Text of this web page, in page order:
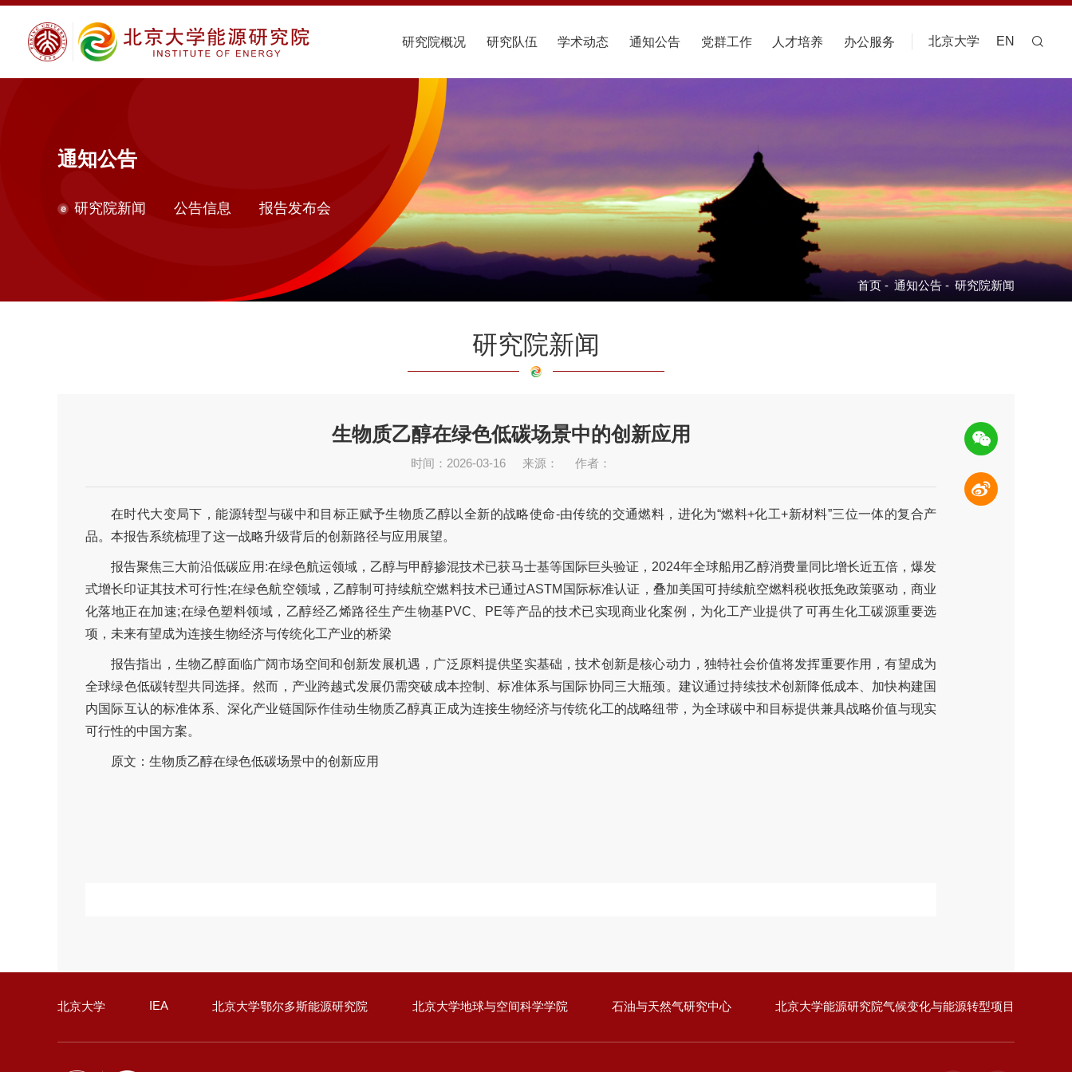
研究院概况 研究队伍 学术动态 通知公告 党群工作 人才培养 办公服务 北京大学 EN
首页 - 通知公告 - 研究院新闻
通知公告
研究院新闻 公告信息 报告发布会
研究院新闻
生物质乙醇在绿色低碳场景中的创新应用
时间：2026-03-16 来源： 作者：
在时代大变局下，能源转型与碳中和目标正赋予生物质乙醇以全新的战略使命-由传统的交通燃料，进化为“燃料+化工+新材料”三位一体的复合产
品。本报告系统梳理了这一战略升级背后的创新路径与应用展望。
报告聚焦三大前沿低碳应用:在绿色航运领域，乙醇与甲醇掺混技术已获马士基等国际巨头验证，2024年全球船用乙醇消费量同比增长近五倍，爆发
式增长印证其技术可行性;在绿色航空领域，乙醇制可持续航空燃料技术已通过ASTM国际标准认证，叠加美国可持续航空燃料税收抵免政策驱动，商业
化落地正在加速;在绿色塑料领域，乙醇经乙烯路径生产生物基PVC、PE等产品的技术已实现商业化案例，为化工产业提供了可再生化工碳源重要选
项，未来有望成为连接生物经济与传统化工产业的桥梁
报告指出，生物乙醇面临广阔市场空间和创新发展机遇，广泛原料提供坚实基础，技术创新是核心动力，独特社会价值将发挥重要作用，有望成为
全球绿色低碳转型共同选择。然而，产业跨越式发展仍需突破成本控制、标准体系与国际协同三大瓶颈。建议通过持续技术创新降低成本、加快构建国
内国际互认的标准体系、深化产业链国际作佳动生物质乙醇真正成为连接生物经济与传统化工的战略纽带，为全球碳中和目标提供兼具战略价值与现实
可行性的中国方案。
原文： 生物质乙醇在绿色低碳场景中的创新应用
北京大学 IEA 北京大学鄂尔多斯能源研究院 北京大学地球与空间科学学院 石油与天然气研究中心 北京大学能源研究院气候变化与能源转型项目